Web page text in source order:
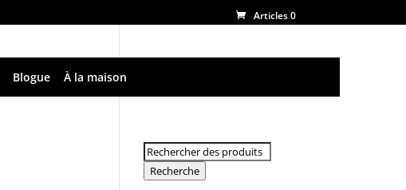
Articles 0
Blogue À la maison
Rechercher:
Recherche